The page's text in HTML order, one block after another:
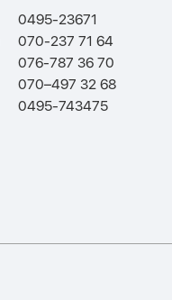
0495-23671
070-237 71 64
076-787 36 70
070–497 32 68
0495-743475